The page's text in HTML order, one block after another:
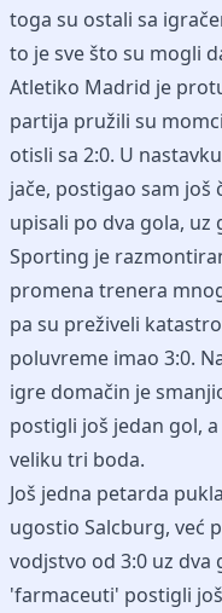
toga su ostali sa
to je sve što su mogli
Atletiko Madrid je
partija pružili su
otisli sa 2:0. U
jače, postigao sam još
upisali po dva gola, uz
Sporting je
promena trenera
pa su preživeli
poluvreme imao 3:0.
igre domačin je
postigli još jedan gol,
veliku tri boda.
Još jedna petarda
ugostio Salcburg, već
vodjstvo od 3:0 uz dva
'farmaceuti' postigli